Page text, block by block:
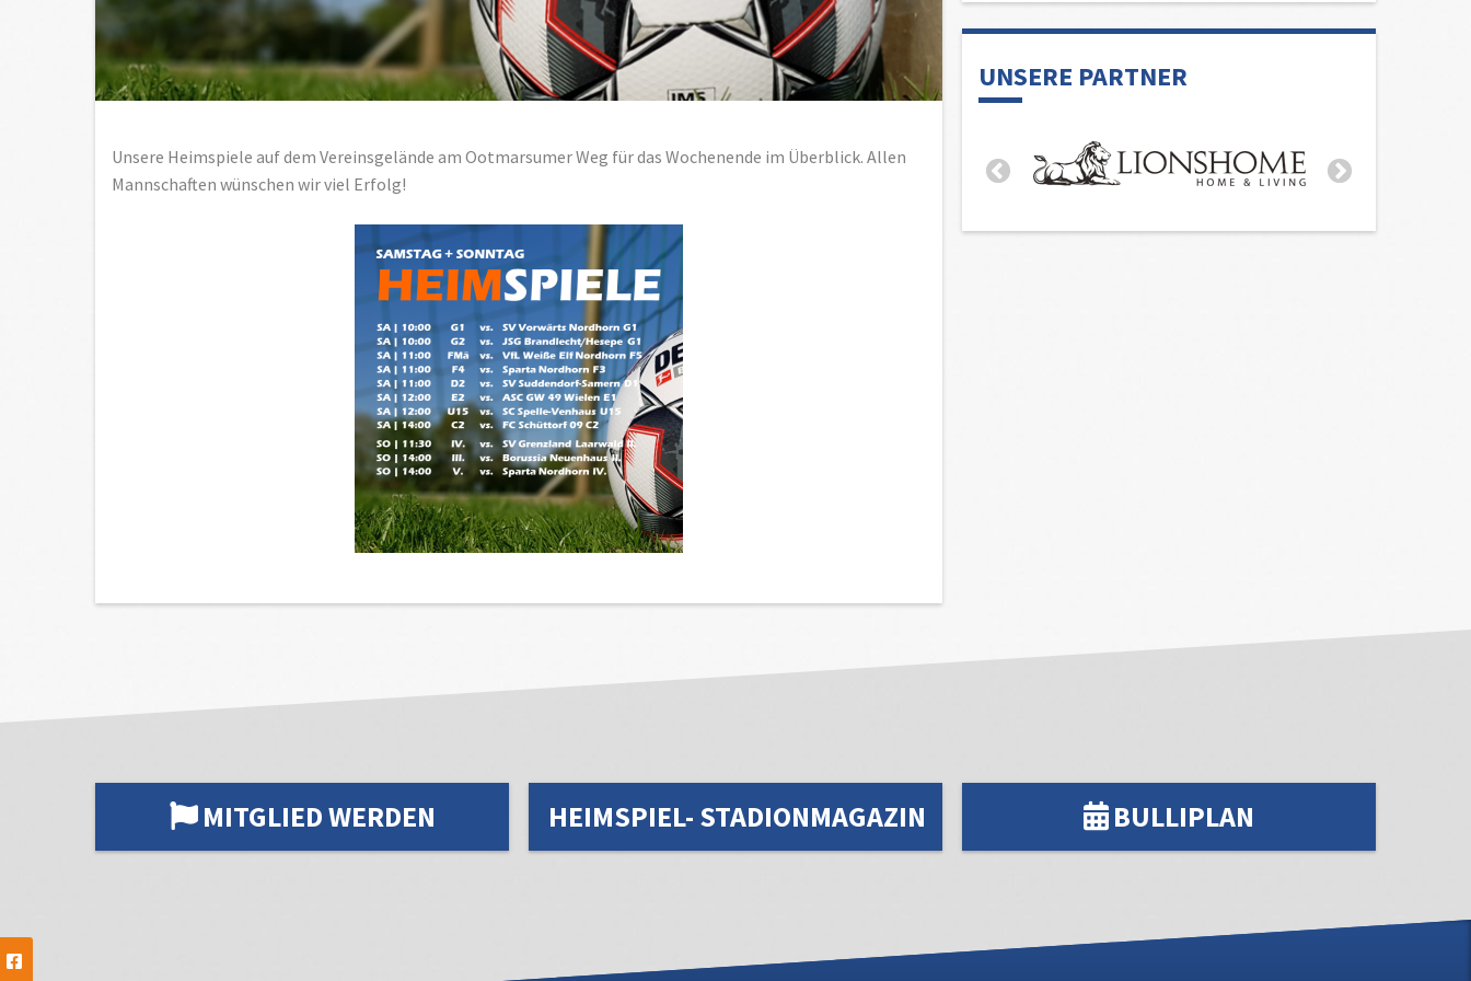
Unsere Heimspiele auf dem Vereinsgelände am Ootmarsumer Weg für das Wochenende im Überblick. Allen
Mannschaften wünschen wir viel Erfolg!
UNSERE PARTNER
MITGLIED WERDEN HEIMSPIEL- STADIONMAGAZIN BULLIPLAN